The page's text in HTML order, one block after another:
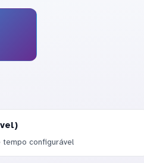
configurável